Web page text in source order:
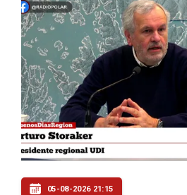
05-08-2026 21:15